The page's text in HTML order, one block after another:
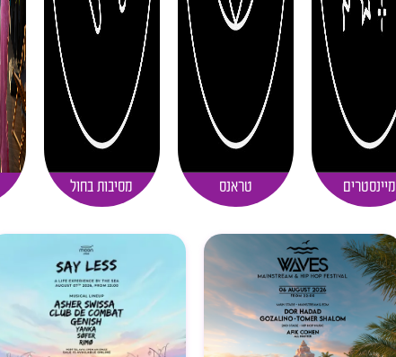
מיינסטרים טראנס מסיבות בחול